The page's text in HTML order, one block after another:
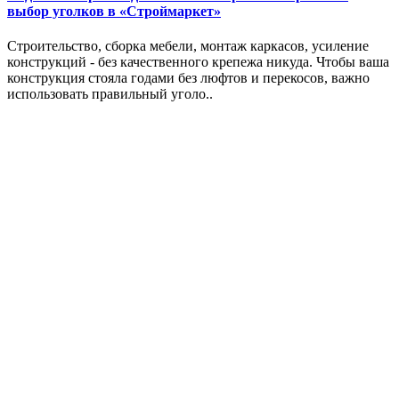
выбор уголков в «Строймаркет»
Строительство, сборка мебели, монтаж каркасов, усиление
конструкций - без качественного крепежа никуда. Чтобы ваша
конструкция стояла годами без люфтов и перекосов, важно
использовать правильный уголо..